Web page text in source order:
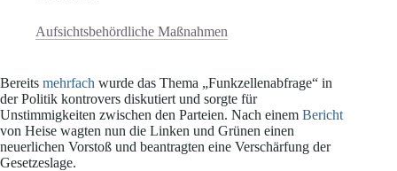
Aufsichtsbehördliche Maßnahmen
Bereits mehrfach wurde das Thema „Funkzellenabfrage“ in
der Politik kontrovers diskutiert und sorgte für
Unstimmigkeiten zwischen den Parteien. Nach einem Bericht
von Heise wagten nun die Linken und Grünen einen
neuerlichen Vorstoß und beantragten eine Verschärfung der
Gesetzeslage.